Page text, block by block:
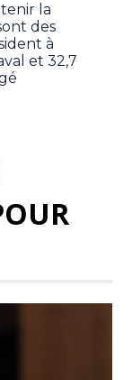
la
des
à
et 32,7